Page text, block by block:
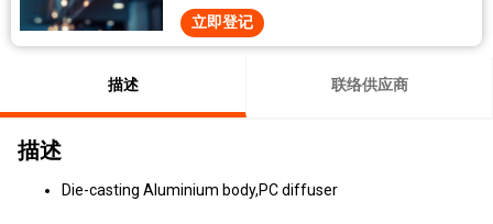
立即登记
描述 联络供应商
描述
Die-casting Aluminium body,PC diffuser